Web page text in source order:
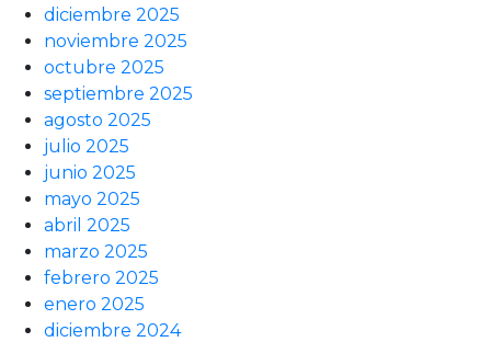
diciembre 2025
noviembre 2025
octubre 2025
septiembre 2025
agosto 2025
julio 2025
junio 2025
mayo 2025
abril 2025
marzo 2025
febrero 2025
enero 2025
diciembre 2024